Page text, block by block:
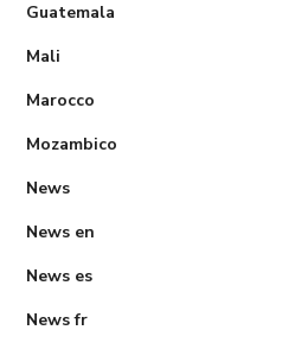
Guatemala
Mali
Marocco
Mozambico
News
News en
News es
News fr